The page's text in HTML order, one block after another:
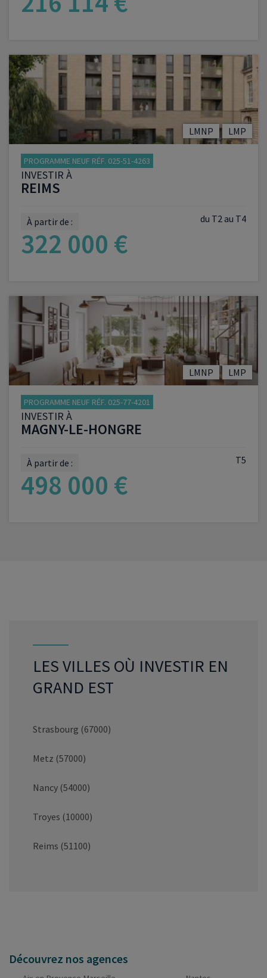
VOIR LE PROGRAMME
LMNP LMP
PROGRAMME NEUF RÉF. 025-51-4263
INVESTIR À
REIMS
du T2 au T4
À partir de :
322 000 €
VOIR LE PROGRAMME
LMNP LMP
PROGRAMME NEUF RÉF. 025-77-4201
INVESTIR À
MAGNY-LE-HONGRE
T5
À partir de :
498 000 €
LES VILLES OÙ INVESTIR EN
GRAND EST
Strasbourg (67000)
Metz (57000)
Nancy (54000)
Troyes (10000)
Reims (51100)
Découvrez nos agences